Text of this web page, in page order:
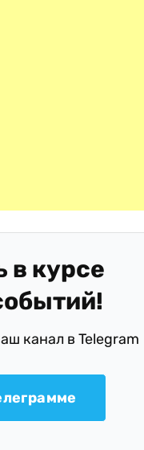
в курсе
канал в Telegram